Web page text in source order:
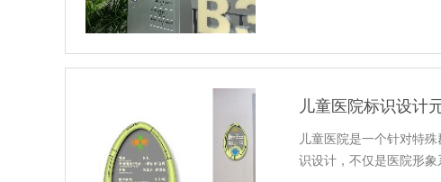
儿童医院标识设计
儿童医院是一个针对特
识设计，不仅是医院形